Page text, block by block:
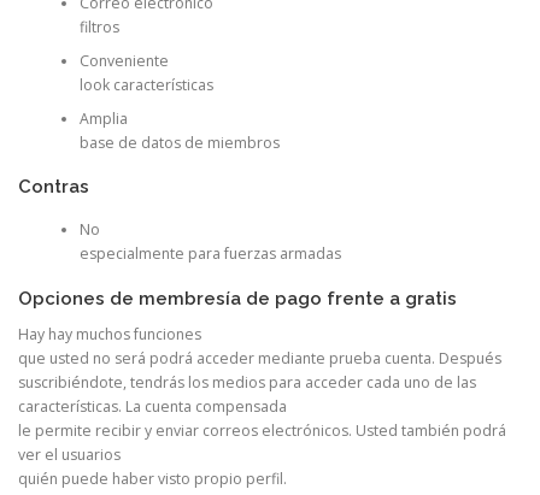
filtros
Conveniente
look características
Amplia
base de datos de miembros
Contras
No
especialmente para fuerzas armadas
Opciones de membresía de pago frente a gratis
Hay hay muchos funciones
que usted no será podrá acceder mediante prueba cuenta. Después
suscribiéndote, tendrás los medios para acceder cada uno de las
características. La cuenta compensada
le permite recibir y enviar correos electrónicos. Usted también podrá
ver el usuarios
quién puede haber visto propio perfil.